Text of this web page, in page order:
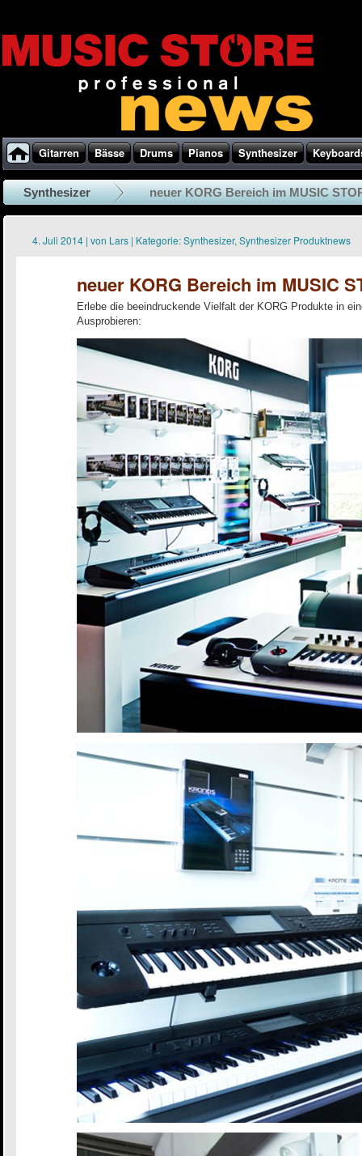
Gitarren Bässe Drums Pianos Synthesizer
Synthesizer neuer KORG Bereich im MUSIC
4. Juli 2014 | von Lars | Kategorie:Synthesizer, Synthesizer Produktnews
neuer KORG Bereich im MUSIC
Erlebe die beeindruckende Vielfalt der KORG Produkte in
Ausprobieren: